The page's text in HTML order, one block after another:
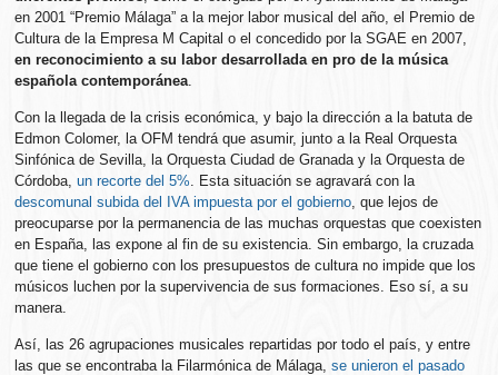
en 2001 “Premio Málaga” a la mejor labor musical del año, el Premio de
Cultura de la Empresa M Capital o el concedido por la SGAE en 2007,
en reconocimiento a su labor desarrollada en pro de la música
española contemporánea.
Con la llegada de la crisis económica, y bajo la dirección a la batuta de
Edmon Colomer, la OFM tendrá que asumir, junto a la Real Orquesta
Sinfónica de Sevilla, la Orquesta Ciudad de Granada y la Orquesta de
Córdoba,un recorte del 5%. Esta situación se agravará con la
descomunal subida del IVA impuesta por el gobierno, que lejos de
preocuparse por la permanencia de las muchas orquestas que coexisten
en España, las expone al fin de su existencia. Sin embargo, la cruzada
que tiene el gobierno con los presupuestos de cultura no impide que los
músicos luchen por la supervivencia de sus formaciones. Eso sí, a su
manera.
Así, las 26 agrupaciones musicales repartidas por todo el país, y entre
las que se encontraba la Filarmónica de Málaga,se unieron el pasado